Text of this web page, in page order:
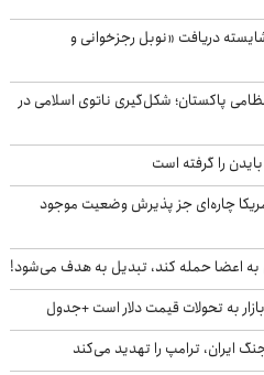
دریافت «نوبل رجزخوانی و
پاکستان؛ شکل‌گیری ناتوی اسلامی در
را گرفته است
چاره‌ای جز پذیرش وضعیت موجود
به اعضا حمله کند، تبدیل به هدف می‌شود!
به تحولات قیمت دلار است +جدول
ایران، ترامپ را تهدید می‌کند